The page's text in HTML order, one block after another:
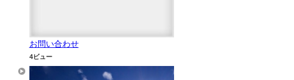
お問い合わせ
4ビュー